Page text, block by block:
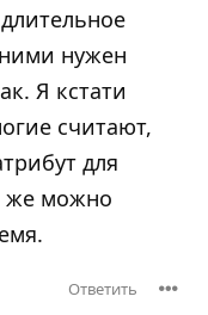
нужен
Я кстати
считают,
для
же можно
Ответить